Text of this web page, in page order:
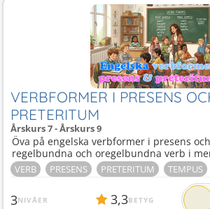
VERBFORMER I PRESENS
PRETERITUM
Årskurs 7 - Årskurs 9
Öva på engelska verbformer i presens
regelbundna och oregelbundna verb i
VERB PRESENS PRETERITUM TEMPUS
3NIVÅER 3,3BETYG